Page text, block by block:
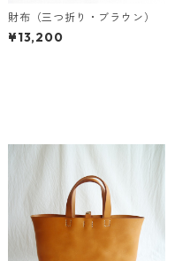
財布（三つ折り・ブラウン）
¥13,200